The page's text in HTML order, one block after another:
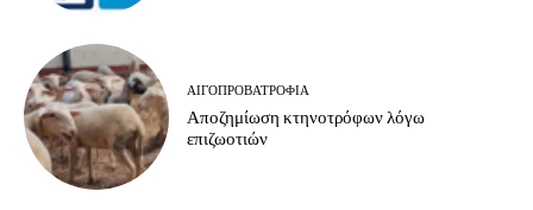
ΑΙΓΟΠΡΟΒΑΤΡΟΦΊΑ
Αποζημίωση κτηνοτρόφων λόγω
επιζωοτιών